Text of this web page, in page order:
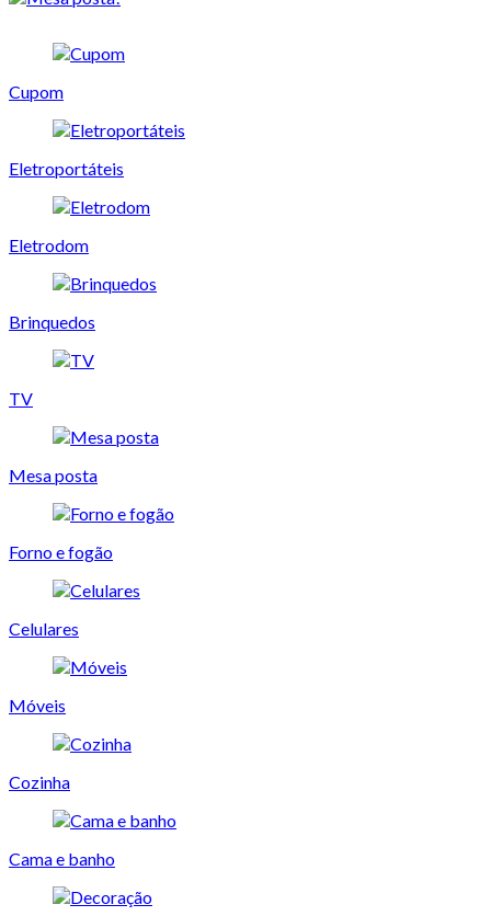
Cupom
Eletroportáteis
Eletrodom
Brinquedos
TV
Mesa posta
Forno e fogão
Celulares
Móveis
Cozinha
Cama e banho